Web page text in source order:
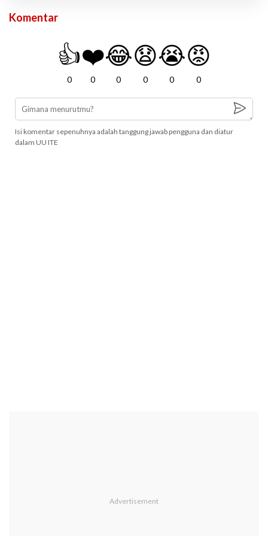
Komentar
👍
0
❤️
0
😂
0
😧
0
😭
0
😡
0
Isi komentar sepenuhnya adalah tanggung jawab pengguna dan diatur
dalam UU ITE